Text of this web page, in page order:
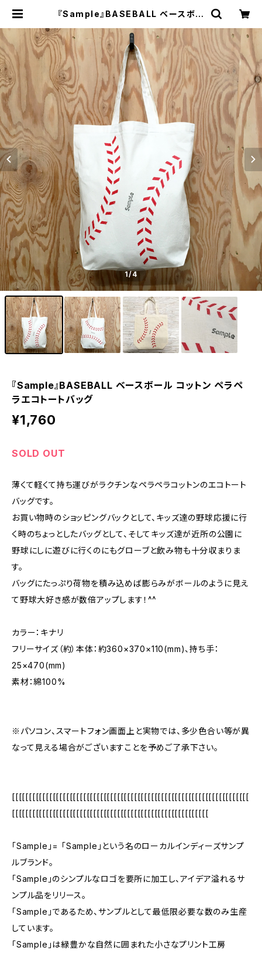
『Sample』BASEBALL ベースボー
グ | FLATWORKS
1/4
『Sample』BASEBALL ベースボール コットン ペラペ
ラエコトートバッグ
¥1,760
SOLD OUT
薄くて軽くて持ち運びがラクチンなペラペラコットンのエコトート
バッグです。
お買い物時のショッピングバックとして、キッズ達の野球応援に行
く時のちょっとしたバッグとして、そしてキッズ達が近所の公園に
野球にしに遊びに行くのにもグローブと飲み物も十分収まりま
す。
バッグにたっぷり荷物を積み込めば膨らみがボールのように見え
て野球大好き感が数倍アップします！^^
カラー：キナリ
フリーサイズ（約）本体：約360×370×110(mm)、持ち手：
25×470(mm)
素材：綿100%
※パソコン、スマートフォン画面上と実物では、多少色合い等が異
なって見える場合がございますことを予めご了承下さい。
[[[[[[[[[[[[[[[[[[[[[[[[[[[[[[[[[[[[[[[[[[[[[[[[[[[[[[[[[[[[[[[[[[[[[[
[[[[[[[[[[[[[[[[[[[[[[[[[[[[[[[[[[[[[[[[[[[[[[[[[[[[[[[[[[
「Sample」= 「Sample」という名のローカルインディーズサンプ
ルブランド。
「Sample」のシンプルなロゴを要所に加工し、アイデア溢れるサ
ンプル品をリリース。
「Sample」であるため、サンプルとして最低限必要な数のみ生産
しています。
「Sample」は緑豊かな自然に囲まれた小さなプリント工房